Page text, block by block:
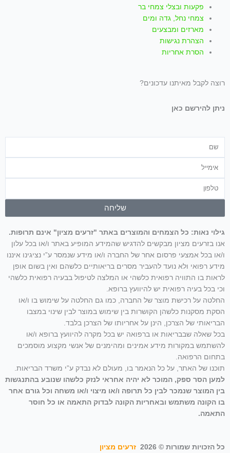
פקעות ובצלי צמחי בר
צמחי נחל, גדה ומים
מארזים ומבצעים
הצהרת נגישות
הסרת אחריות
רוצה לקבל מאיתנו עדכונים?
ניתן להירשם כאן
שליחה
גילוי נאות: כל הצמחים והמוצרים באתר "זרעים מציון" אינם תרופות.
אנו בזרעים מציון מבקשים להדגיש שהמידע המופיע באתר ו/או בכל עלון
ו/או בכל אמצעי פרסום אחר של החברה ו/או מידע שנמסר ע”י נציגינו איננו
מידע רפואי ולא נועד להעביר מסרים בריאותיים כלשהם ואין בשום אופן
לראות בו התוויה רפואית כלשהי או המלצה לטיפול בבעיה רפואית כלשהי
וכי בכל בעיה רפואית יש להיוועץ ברופא.
החלטה על רכישת מוצר של החברה, כמו גם החלטה על שימוש בו ו/או
הסקת מסקנות כלשהן הקושרות בין שימוש במוצר לבין שינוי במצבו
הבריאותי של הצרכן, הינן על אחריותו של הצרכן בלבד.
בכל שאלה שבבריאות או ברפואה יש בכל מקרה להיוועץ ברופא ו/או
להשתמש במקורות מידע אמינים ומהימנים של אנשי מקצוע מוסמכים
בתחום הרפואה.
תוכנו של האתר, על כל הנאמר בו, מעולם לא נבדק ע”י משרד הבריאות.
למען הסר ספק, המוכר לא יהיה אחראי לנזק כלשהו שנובע בהתנגשות
בין המוצר שנמכר לבין כל תרופה ו/או מיצוי ו/או משחה וכל גורם אחר
בו הקונה משתמש ובאחריות הקונה לבדוק התאמה או כל חוסר
התאמה.
כל הזכויות שמורות © 2026 זרעים מציון